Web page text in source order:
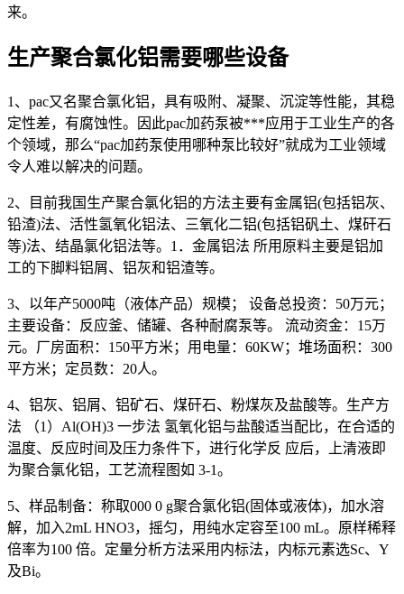
来。
生产聚合氯化铝需要哪些设备
1、pac又名聚合氯化铝，具有吸附、凝聚、沉淀等性能，其稳
定性差，有腐蚀性。因此pac加药泵被***应用于工业生产的各
个领域，那么“pac加药泵使用哪种泵比较好”就成为工业领域
令人难以解决的问题。
2、目前我国生产聚合氯化铝的方法主要有金属铝(包括铝灰、
铅渣)法、活性氢氧化铝法、三氧化二铝(包括铝矾土、煤矸石
等)法、结晶氯化铝法等。1．金属铝法 所用原料主要是铝加
工的下脚料铝屑、铝灰和铝渣等。
3、以年产5000吨（液体产品）规模； 设备总投资：50万元；
主要设备：反应釜、储罐、各种耐腐泵等。 流动资金：15万
元。厂房面积：150平方米；用电量：60KW；堆场面积：300
平方米；定员数：20人。
4、铝灰、铝屑、铝矿石、煤矸石、粉煤灰及盐酸等。生产方
法 （1）Al(OH)3 一步法 氢氧化铝与盐酸适当配比，在合适的
温度、反应时间及压力条件下，进行化学反 应后，上清液即
为聚合氯化铝，工艺流程图如 3-1。
5、样品制备：称取000 0 g聚合氯化铝(固体或液体)，加水溶
解，加入2mL HNO3，摇匀，用纯水定容至100 mL。原样稀释
倍率为100 倍。定量分析方法采用内标法，内标元素选Sc、Y
及Bi。